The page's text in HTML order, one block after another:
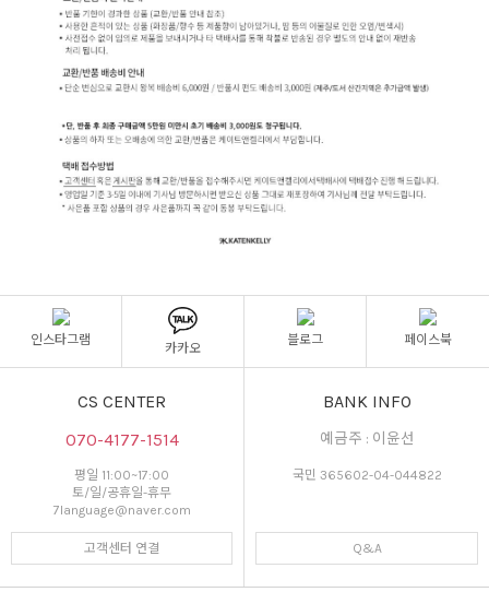
인스타그램
카카오
블로그 페이스북
CS CENTER
070-4177-1514
평일 11:00~17:00
토/일/공휴일-휴무
7language@naver.com
고객센터 연결
BANK INFO
예금주 : 이윤선
국민 365602-04-044822
Q&A